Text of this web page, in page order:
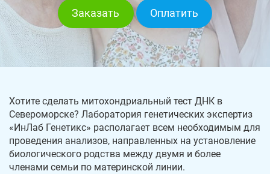
Заказать Оплатить
Хотите сделать митохондриальный тест ДНК в
Североморске? Лаборатория генетических экспертиз
«ИнЛаб Генетикс» располагает всем необходимым для
проведения анализов, направленных на установление
биологического родства между двумя и более
членами семьи по материнской линии.